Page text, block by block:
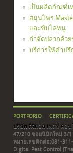
เป็นผลิตภัณฑ์เ
สมุนไพร
และขับไล่หนู
กำจัดปลวกด้วย
บริการให้คำปรึ
PORTFORIO
บริษัท ดิจิตอล เพสท์ คอน
47/210 ซอยนิมิตใหม่ 3/
หมายเลขติดต่อ:081-
Digital Pest Control